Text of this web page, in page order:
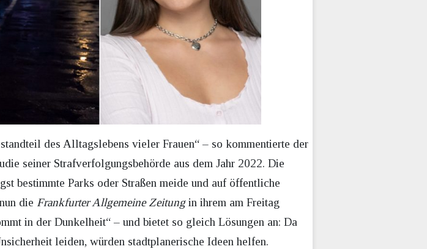
des Alltagslebens vieler Frauen“ – so kommentierte der
seiner Strafverfolgungsbehörde aus dem Jahr 2022. Die
bestimmte Parks oder Straßen meide und auf öffentliche
die Frankfurter Allgemeine Zeitungin ihrem am Freitag
in der Dunkelheit“ – und bietet so gleich Lösungen an: Da
leiden, würden stadtplanerische Ideen helfen.